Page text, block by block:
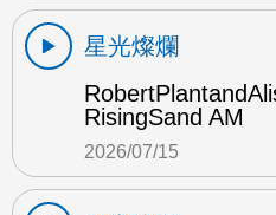
星光燦爛
RisingSand AM
2026/07/15